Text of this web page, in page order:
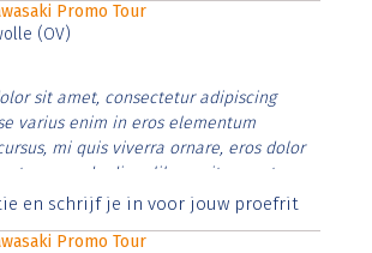
Promo Tour
(OV)
sit amet, consectetur adipiscing
varius enim in eros elementum
mi quis viverra ornare, eros dolor
ut commodo diam libero vitae erat.
nibh et justo cursus id rutrum lorem
en schrijf je in voor jouw proefrit
Promo Tour